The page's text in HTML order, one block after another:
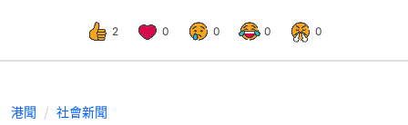
2 0 0 0 0
港聞 社會新聞